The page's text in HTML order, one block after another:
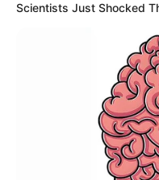
Scientists Just Shocked